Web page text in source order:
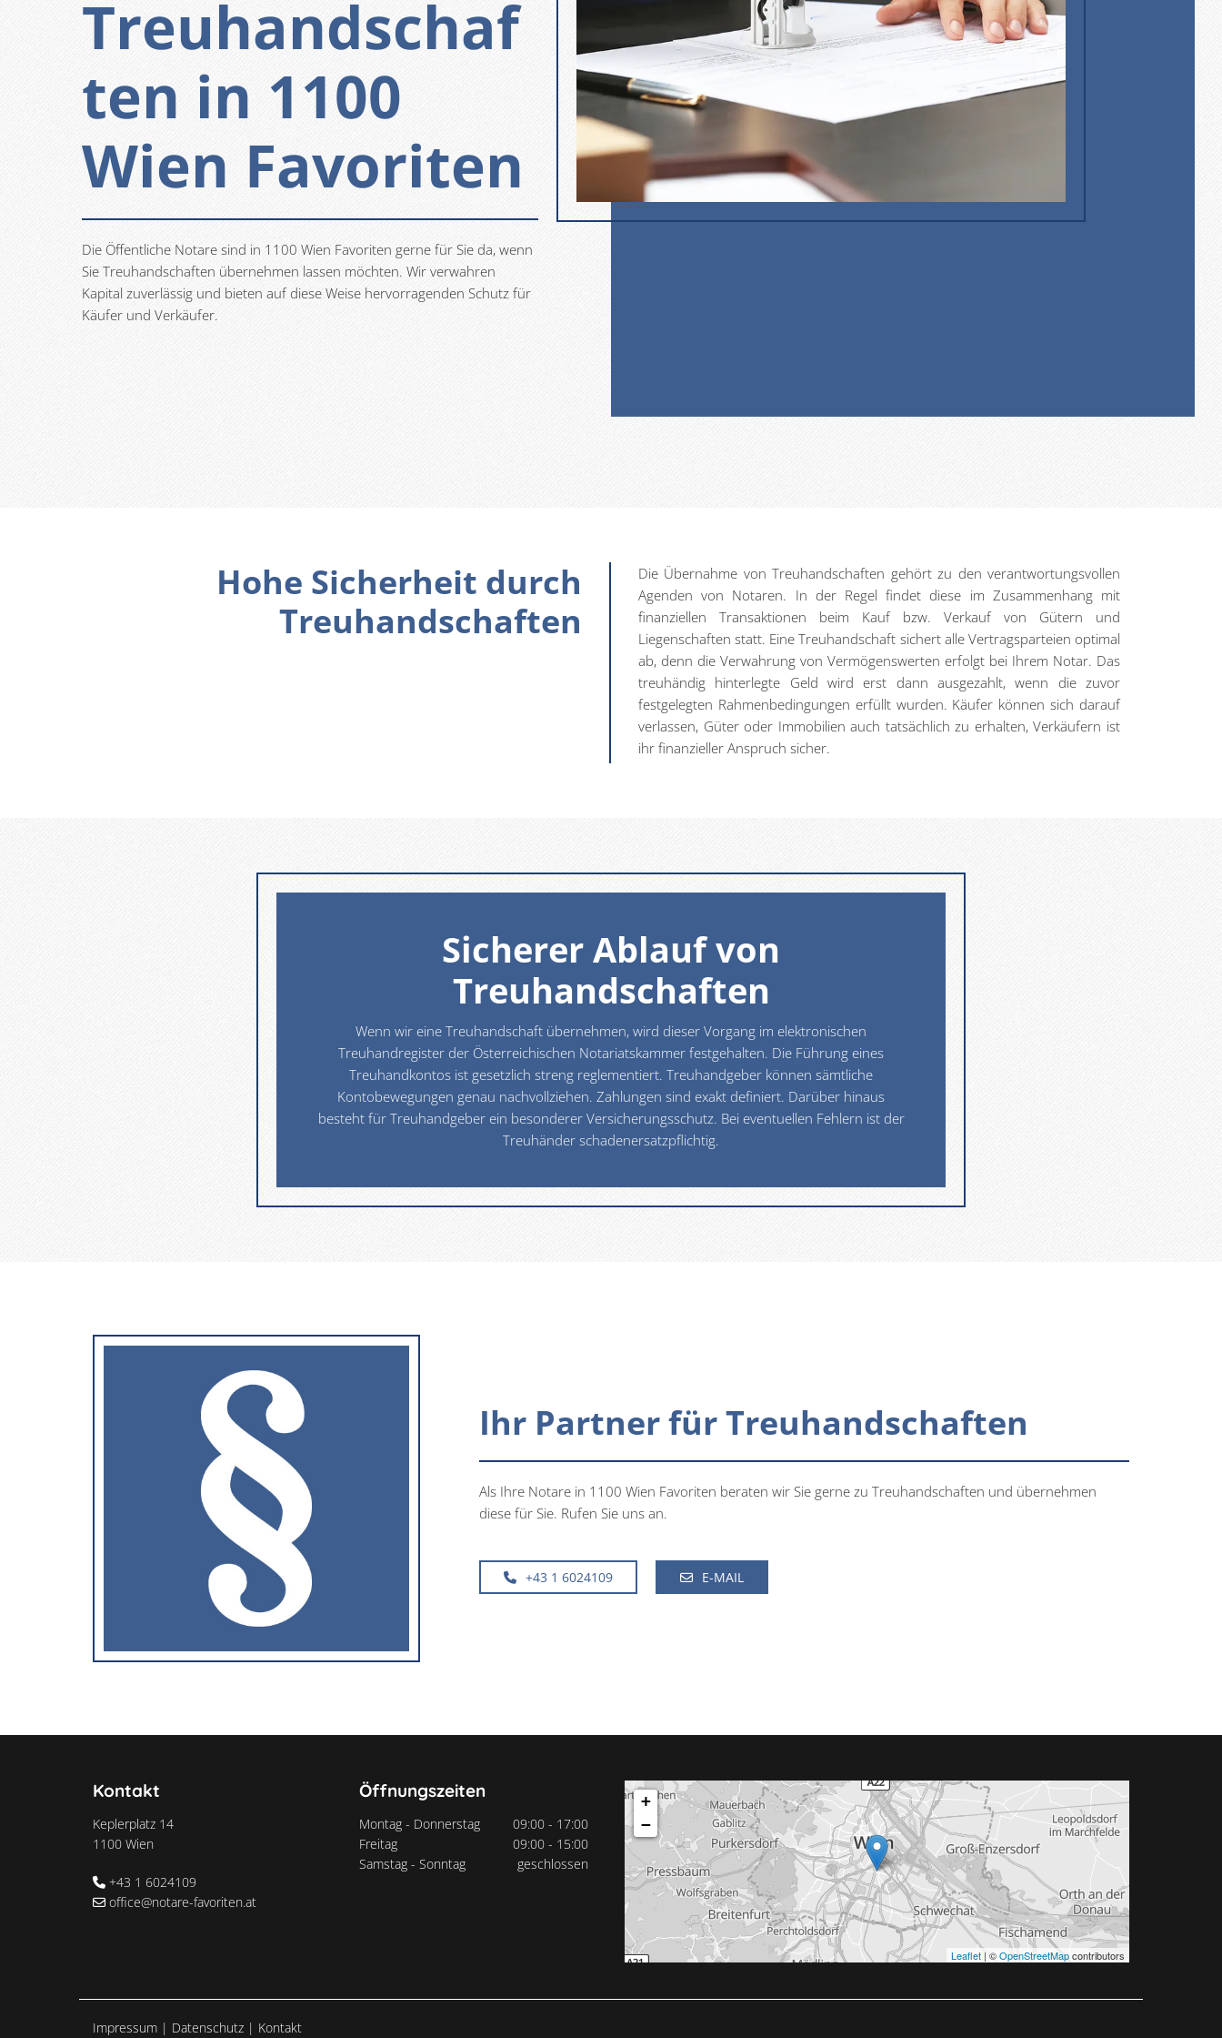
Treuhandschaf
ten in 1100
Wien Favoriten
Die Öffentliche Notare sind in 1100 Wien Favoriten gerne für Sie da, wenn
Sie Treuhandschaften übernehmen lassen möchten. Wir verwahren
Kapital zuverlässig und bieten auf diese Weise hervorragenden Schutz für
Käufer und Verkäufer.
Hohe Sicherheit durch
Treuhandschaften
Die Übernahme von Treuhandschaften gehört zu den verantwortungsvollen
Agenden von Notaren. In der Regel findet diese im Zusammenhang mit
finanziellen Transaktionen beim Kauf bzw. Verkauf von Gütern und
Liegenschaften statt. Eine Treuhandschaft sichert alle Vertragsparteien optimal
ab, denn die Verwahrung von Vermögenswerten erfolgt bei Ihrem Notar. Das
treuhändig hinterlegte Geld wird erst dann ausgezahlt, wenn die zuvor
festgelegten Rahmenbedingungen erfüllt wurden. Käufer können sich darauf
verlassen, Güter oder Immobilien auch tatsächlich zu erhalten, Verkäufern ist
ihr finanzieller Anspruch sicher.
Sicherer Ablauf von
Treuhandschaften
Wenn wir eine Treuhandschaft übernehmen, wird dieser Vorgang im elektronischen
Treuhandregister der Österreichischen Notariatskammer festgehalten. Die Führung eines
Treuhandkontos ist gesetzlich streng reglementiert. Treuhandgeber können sämtliche
Kontobewegungen genau nachvollziehen. Zahlungen sind exakt definiert. Darüber hinaus
besteht für Treuhandgeber ein besonderer Versicherungsschutz. Bei eventuellen Fehlern ist der
Treuhänder schadenersatzpflichtig.
Ihr Partner für Treuhandschaften
Als Ihre Notare in 1100 Wien Favoriten beraten wir Sie gerne zu Treuhandschaften und übernehmen
diese für Sie. Rufen Sie uns an.
+43 1 6024109 E-MAIL
Kontakt
Keplerplatz 14
1100 Wien
 +43 1 6024109
 office@notare-favoriten.at
Öffnungszeiten
Montag - Donnerstag
09:00 - 17:00
Freitag
09:00 - 15:00
Samstag - Sonntag
geschlossen
+
−
Leaflet | ©OpenStreetMapcontributors
Impressum | Datenschutz | Kontakt